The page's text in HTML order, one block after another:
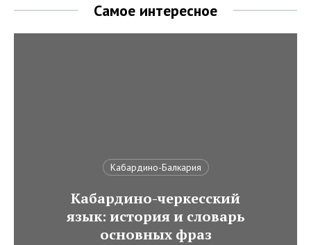
Самое интересное
Кабардино-Балкария
Кабардино-черкесский
язык: история и словарь
основных фраз